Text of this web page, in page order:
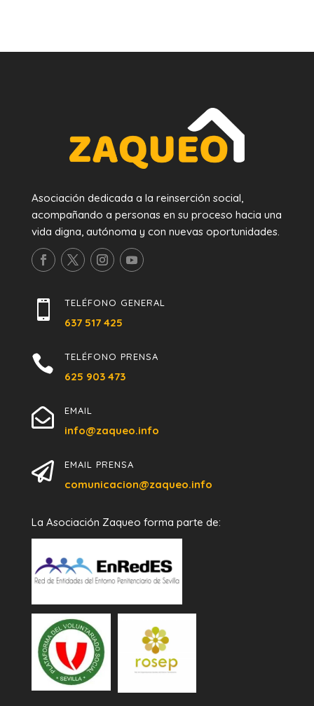
Asociación dedicada a la reinserción social,
acompañando a personas en su proceso hacia una
vida digna, autónoma y con nuevas oportunidades.
 TELÉFONO GENERAL
637 517 425
 TELÉFONO PRENSA
625 903 473
 EMAIL
info@zaqueo.info
 EMAIL PRENSA
comunicacion@zaqueo.info
La Asociación Zaqueo forma parte de: